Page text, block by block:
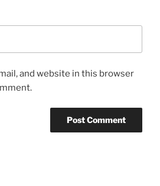
and website in this browser